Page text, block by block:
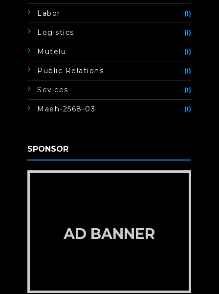
Labor (1)
Logistics (1)
Mutelu (1)
Public Relations (1)
Sevices (1)
Maeh-2568-03 (1)
SPONSOR
AD BANNER